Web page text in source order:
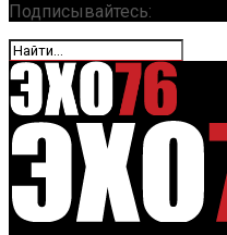
Подписывайтесь: